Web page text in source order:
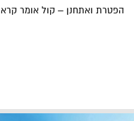
הפטרת ואתחנן – קול אומר קרא